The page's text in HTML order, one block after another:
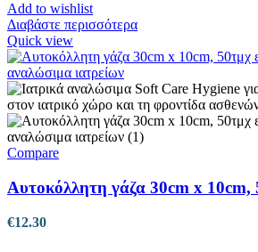
Add to wishlist
Διαβάστε περισσότερα
Quick view
Compare
Αυτοκόλλητη γάζα 30cm x 10cm,
€12.30